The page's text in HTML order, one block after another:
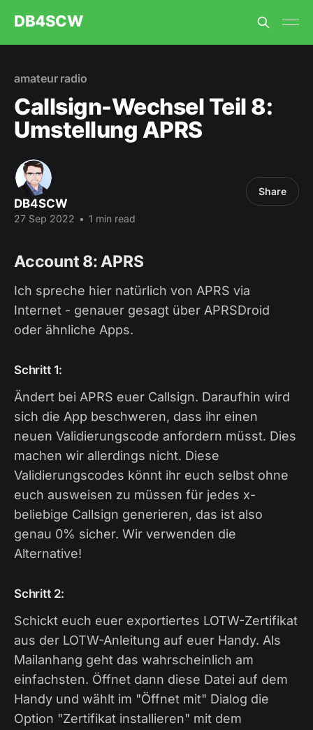
DB4SCW
amateur radio
Callsign-Wechsel Teil 8:
Umstellung APRS
DB4SCW
27 Sep 2022 • 1 min read
Share
Account 8: APRS
Ich spreche hier natürlich von APRS via
Internet - genauer gesagt über APRSDroid
oder ähnliche Apps.
Schritt 1:
Ändert bei APRS euer Callsign. Daraufhin wird
sich die App beschweren, dass ihr einen
neuen Validierungscode anfordern müsst. Dies
machen wir allerdings nicht. Diese
Validierungscodes könnt ihr euch selbst ohne
euch ausweisen zu müssen für jedes x-
beliebige Callsign generieren, das ist also
genau 0% sicher. Wir verwenden die
Alternative!
Schritt 2:
Schickt euch euer exportiertes LOTW-Zertifikat
aus der LOTW-Anleitung auf euer Handy. Als
Mailanhang geht das wahrscheinlich am
einfachsten. Öffnet dann diese Datei auf dem
Handy und wählt im "Öffnet mit" Dialog die
Option "Zertifikat installieren" mit dem